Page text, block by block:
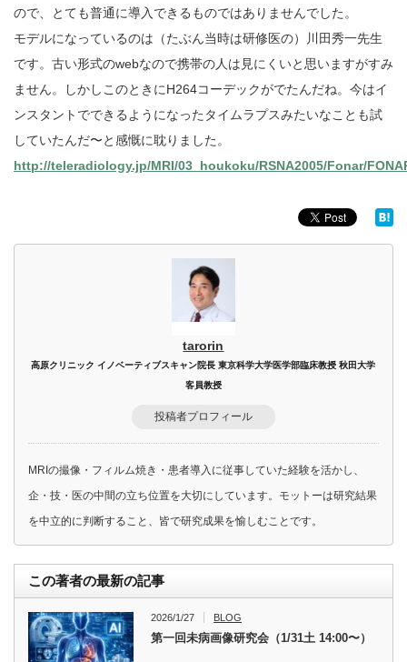
ので、とても普通に導入できるものではありませんでした。
モデルになっているのは（たぶん当時は研修医の）川田秀一先生
です。古い形式のwebなので携帯の人は見にくいと思いますがすみ
ません。しかしこのときにH264コーデックがでたんだね。今はイ
ンスタントでできるようになったタイムラプスみたいなことも試
していたんだ〜と感慨に耽りました。
http://teleradiology.jp/MRI/03_houkoku/RSNA2005/Fonar/
tarorin
高原クリニック イノベーティブスキャン院長 東京科学大学医学部臨床教授 秋田大学
客員教授
投稿者プロフィール
MRIの撮像・フィルム焼き・患者導入に従事していた経験を活かし、
企・技・医の中間の立ち位置を大切にしています。モットーは研究結果
を中立的に判断すること、皆で研究成果を愉しむことです。
この著者の最新の記事
2026/1/27 BLOG
第一回未病画像研究会（1/31土 14:00〜）